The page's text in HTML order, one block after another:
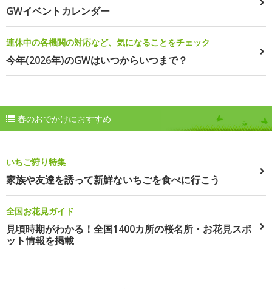
GWイベントカレンダー
連休中の各機関の対応など、気になることをチェック
今年(2026年)のGWはいつからいつまで？
春のおでかけにおすすめ
いちご狩り特集
家族や友達を誘って新鮮ないちごを食べに行こう
全国お花見ガイド
見頃時期がわかる！全国1400カ所の桜名所・お花見スポ
ット情報を掲載